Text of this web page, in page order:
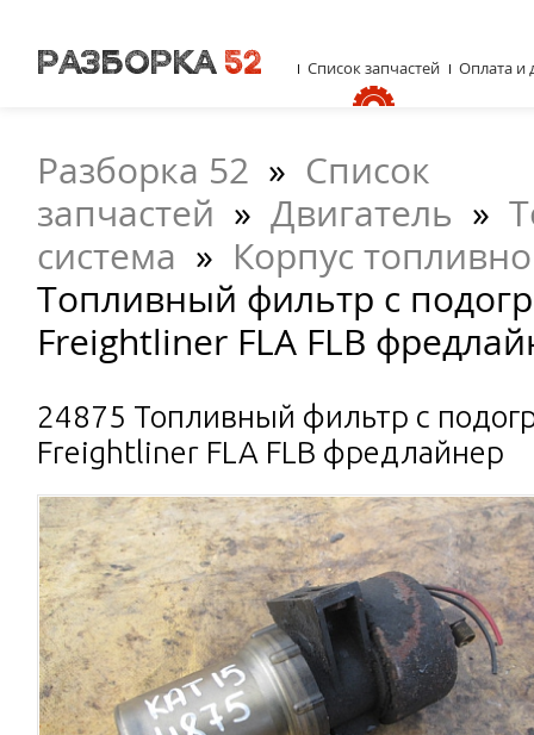
Разборка 52 » Список
запчастей » Двигатель »
система » Корпус
Топливный фильтр с
Freightliner FLA FLB
24875 Топливный фильтр с
Freightliner FLA FLB фредлайнер
Список запчастей Оплата и